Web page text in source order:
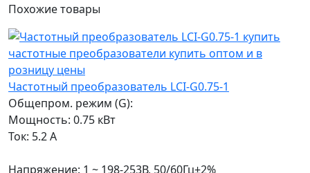
Похожиетовары
Частотный преобразователь LCI-G0.75-1
Общепром. режим (G):
Мощность: 0.75 кВт
Ток: 5.2 А
Напряжение: 1 ~ 198-253В, 50/60Гц±2%